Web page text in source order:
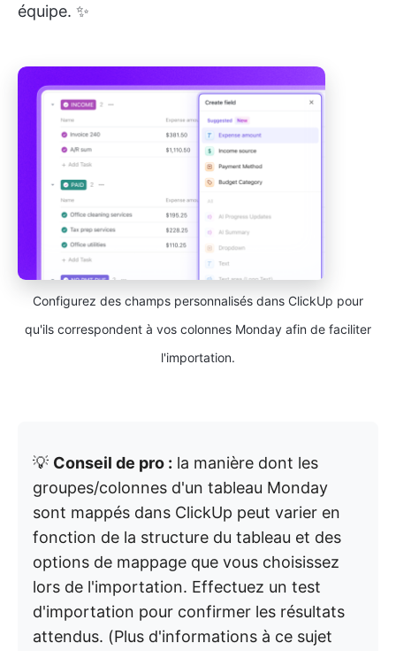
équipe. ✨
Configurez des champs personnalisés dans ClickUp pour
qu'ils correspondent à vos colonnes Monday afin de faciliter
l'importation.
💡 Conseil de pro : la manière dont les
groupes/colonnes d'un tableau Monday
sont mappés dans ClickUp peut varier en
fonction de la structure du tableau et des
options de mappage que vous choisissez
lors de l'importation. Effectuez un test
d'importation pour confirmer les résultats
attendus. (Plus d'informations à ce sujet